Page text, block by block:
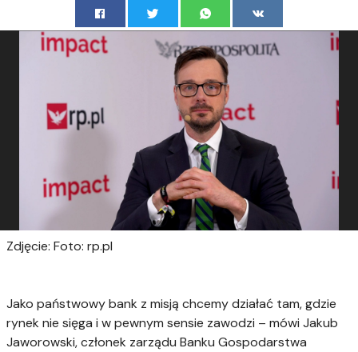
Zdjęcie: Foto: rp.pl
Jako państwowy bank z misją chcemy działać tam, gdzie
rynek nie sięga i w pewnym sensie zawodzi – mówi Jakub
Jaworowski, członek zarządu Banku Gospodarstwa